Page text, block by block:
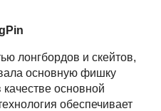
лонгбордов и скейтов,
основную фишку
основной
обеспечивает